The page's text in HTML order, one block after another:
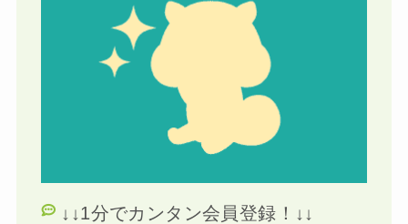
↓↓1分でカンタン会員登録！↓↓